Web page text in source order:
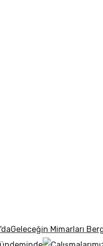
Geleceğin Mimarları